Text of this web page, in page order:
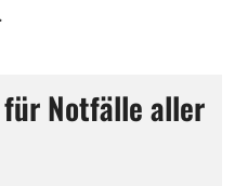
für Notfälle aller